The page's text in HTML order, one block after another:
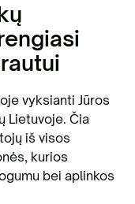
vyksianti Jūros
Lietuvoje. Čia
iš visos
kurios
bei aplinkos